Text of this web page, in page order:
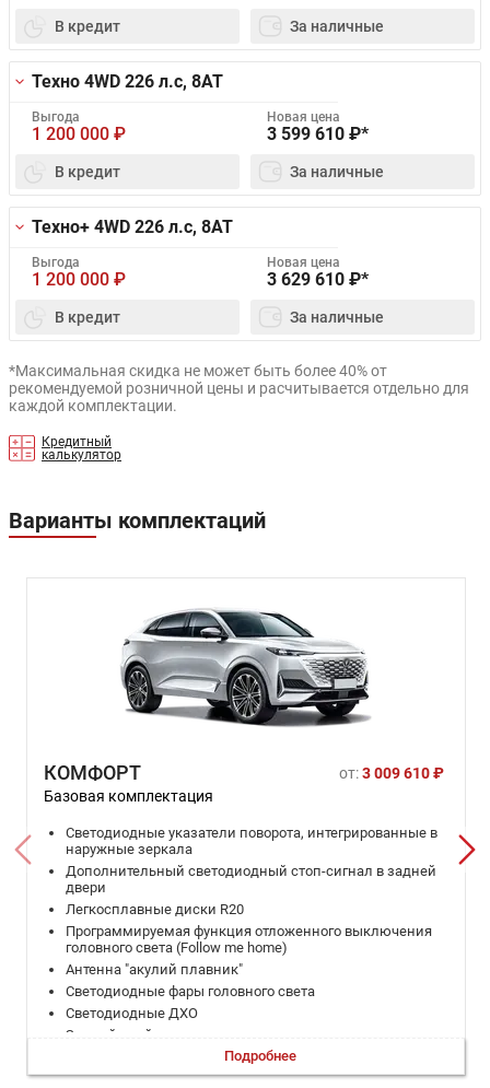
В кредит За наличные
Техно 4WD 226 л.с, 8AT
Выгода
1 200 000 ₽
Новая цена
3 599 610 ₽*
В кредит За наличные
Техно+ 4WD 226 л.с, 8AT
Выгода
1 200 000 ₽
Новая цена
3 629 610 ₽*
В кредит За наличные
*Максимальная скидка не может быть более 40% от
рекомендуемой розничной цены и расчитывается отдельно для
каждой комплектации.
Кредитный
калькулятор
Варианты комплектаций
КОМФОРТ от:3 009 610 ₽
Базовая комплектация
Светодиодные указатели поворота, интегрированные в
наружные зеркала
Дополнительный светодиодный стоп-сигнал в задней
двери
Легкосплавные диски R20
Программируемая функция отложенного выключения
головного света (Follow me home)
Антенна "акулий плавник"
Светодиодные фары головного света
Светодиодные ДХО
Задний спойлер
Светодиодные указатели поворота
Серебристая окантовка боковых окон
Подробнее